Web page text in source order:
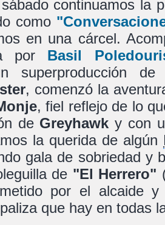
continuamos la
como
en una cárcel.
por Basil
superproducción
, comenzó la
, fiel reflejo de lo
de Greyhawk y con
la querida de algún
gala de sobriedad y
de "El Herrero"
por el alcaide
que hay en todas